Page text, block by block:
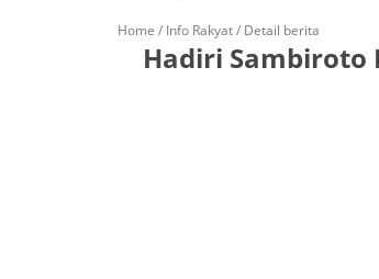
Home / Info Rakyat/ Detail berita
Hadiri Sambiroto